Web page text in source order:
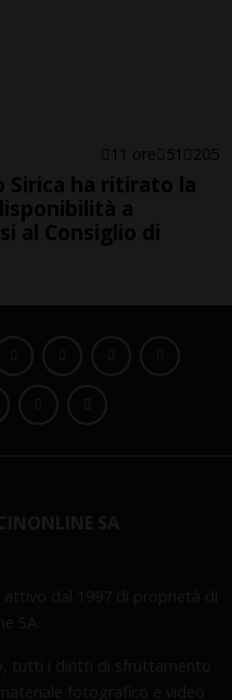
11 ore 51 205
Sirica ha ritirato la
a
al Consiglio di